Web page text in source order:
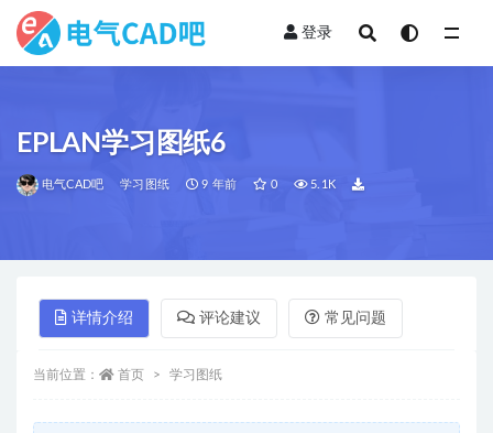
登录
EPLAN学习图纸6
电气CAD吧 学习图纸 9 年前 0 5.1K
详情介绍 评论建议 常见问题
当前位置： 首页 学习图纸